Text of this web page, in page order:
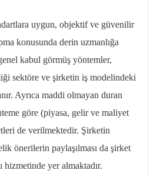
uygun, objektif ve güvenilir
konusunda derin uzmanlığa
kabul görmüş yöntemler,
sektöre ve şirketin iş modelindeki
Ayrıca maddi olmayan duran
göre (piyasa, gelir ve maliyet
de verilmektedir. Şirketin
önerilerin paylaşılması da şirket
hizmetinde yer almaktadır.